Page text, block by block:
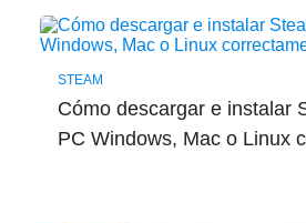
STEAM
Cómo descargar e instalar
PC Windows, Mac o Linux